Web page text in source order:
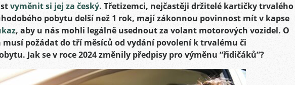
vyměnit si jej za český. Třetizemci, nejčastěji držitelé kartičky trvalého
pobytu delší než 1 rok, mají zákonnou povinnost mít v kapse
, aby u nás mohli legálně usednout za volant motorových vozidel. O
požádat do tří měsíců od vydání povolení k trvalému či
Jak se v roce 2024 změnily předpisy pro výměnu “řidičáků”?